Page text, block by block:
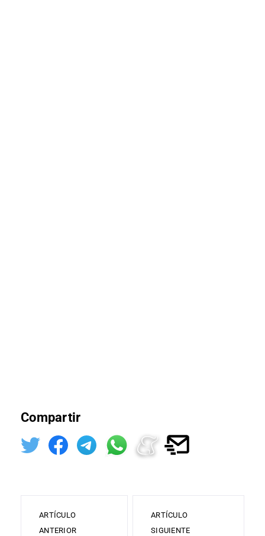
Compartir
ARTÍCULO
ANTERIOR
ARTÍCULO
SIGUIENTE